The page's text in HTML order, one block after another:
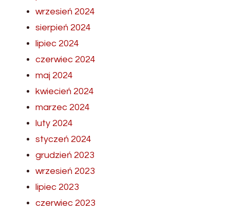
wrzesień 2024
sierpień 2024
lipiec 2024
czerwiec 2024
maj 2024
kwiecień 2024
marzec 2024
luty 2024
styczeń 2024
grudzień 2023
wrzesień 2023
lipiec 2023
czerwiec 2023